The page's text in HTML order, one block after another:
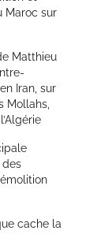
Maroc sur
Matthieu
Iran, sur
Mollahs,
des
cache la